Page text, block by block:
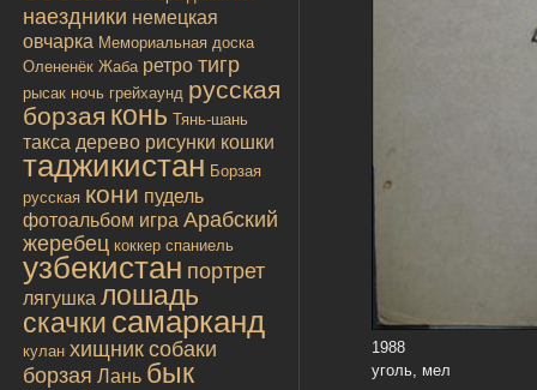
наездники немецкая
овчарка Мемориальная доска
Олененёк Жаба ретро тигр
рысак ночь грейхаунд русская
борзая конь Тянь-шань
такса дерево рисунки кошки
таджикистан Борзая
русская кони пудель
фотоальбом игра Арабский
жеребец коккер спаниель
узбекистан портрет
лягушка лошадь
скачки самарканд
кулан хищник собаки
борзая Лань бык
1988
уголь, мел